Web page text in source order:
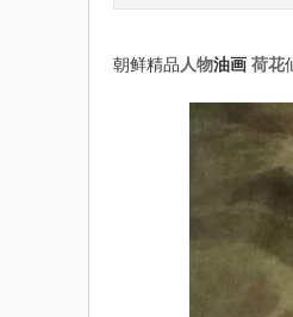
朝鲜精品人物油画 荷花